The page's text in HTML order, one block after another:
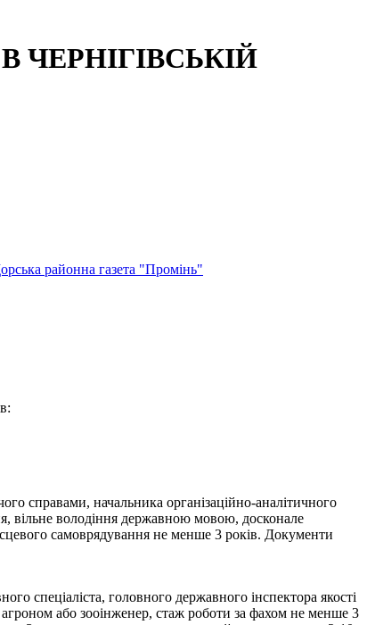
районна газета "Промінь"
справами, начальника організаційно-аналітичного
вільне володіння державною мовою, досконале
самоврядування не менше 3 років. Документи
спеціаліста, головного державного інспектора якості
агроном або зооінженер, стаж роботи за фахом не менше 3